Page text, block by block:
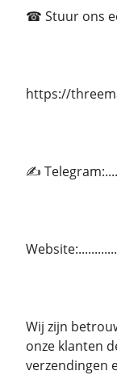
☎ Stuur ons
https://
✍
Wij zijn
onze klanten
verzendingen